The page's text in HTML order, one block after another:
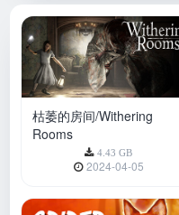
枯萎的房间/Withering
Rooms
4.43 GB
2024-04-05